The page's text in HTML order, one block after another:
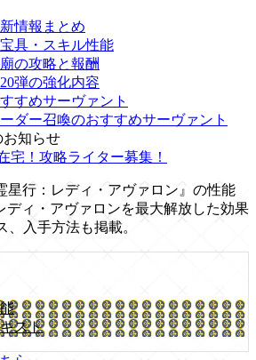
情報まとめ
具・スキル性能
の攻略と報酬
弾の強化内容
すめサーヴァント
ダー召喚のおすすめサーヴァント
お知らせ
宅！攻略ライター募集！
星行：レディ・アヴァロン』の性能
ディ・アヴァロンを最大解放した効果
入手方法も掲載。
スト